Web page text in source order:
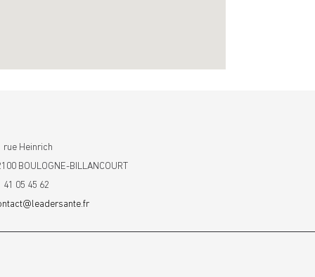
rue Heinrich
BOULOGNE-BILLANCOURT
41 05 45 62